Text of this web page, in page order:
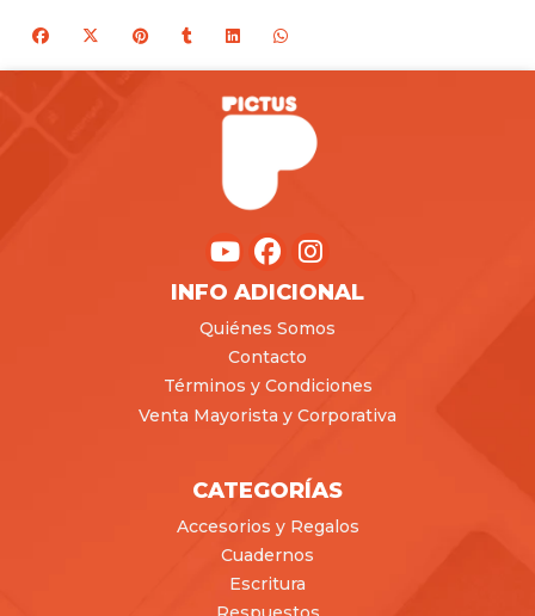
INFO ADICIONAL
Quiénes Somos
Contacto
Términos y Condiciones
Venta Mayorista y Corporativa
CATEGORÍAS
Accesorios y Regalos
Cuadernos
Escritura